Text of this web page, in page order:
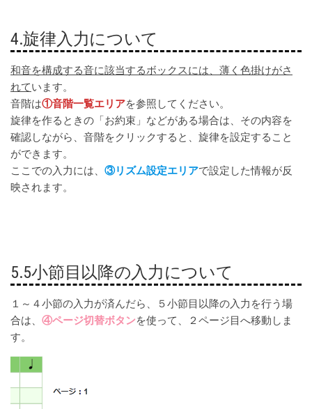
4.旋律入力について
和音を構成する音に該当するボックスには、薄く色掛けがさ
れています。
音階は①音階一覧エリアを参照してください。
旋律を作るときの「お約束」などがある場合は、その内容を
確認しながら、音階をクリックすると、旋律を設定すること
ができます。
ここでの入力には、 ③リズム設定エリアで設定した情報が反
映されます。
5.5小節目以降の入力について
１～４小節の入力が済んだら、５小節目以降の入力を行う場
合は、 ④ページ切替ボタンを使って、２ページ目へ移動しま
す。